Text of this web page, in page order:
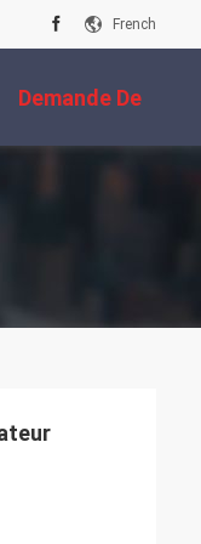
French
Demande De
Soumission